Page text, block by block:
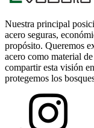
Nuestra principal
acero seguras,
propósito. Queremos
acero como material
compartir esta visión
protegemos los